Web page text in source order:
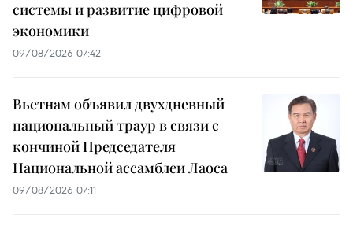
системы и развитие цифровой
экономики
09/08/2026 07:42
Вьетнам объявил двухдневный
национальный траур в связи с
кончиной Председателя
Национальной ассамблеи Лаоса
09/08/2026 07:11